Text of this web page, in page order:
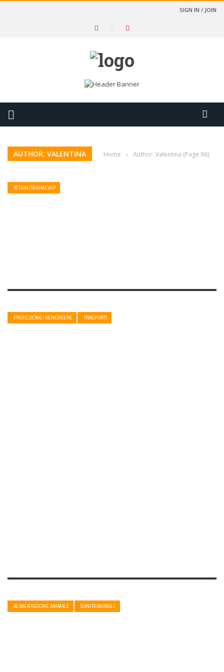
SIGN IN / JOIN
AUTHOR: VALENTINA Home › Author: Valentina (Page 86)
ATTUALITÀ SIMEVEP
PROTEZIONE / BENESSERE TRASPORTI
ALIMENTAZIONE ANIMALE SANITÀ ANIMALE